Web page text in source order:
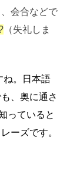
会合などで
（失礼しま
ね。日本語
、奥に通さ
っていると
ーズです。